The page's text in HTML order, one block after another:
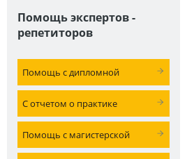
Помощь экспертов -
репетиторов
Помощь с дипломной
С отчетом о практике
Помощь с магистерской